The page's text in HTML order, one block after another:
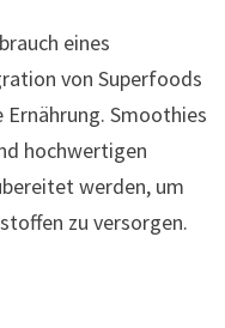
eines
von Superfoods
Smoothies
hochwertigen
werden, um
zu versorgen.